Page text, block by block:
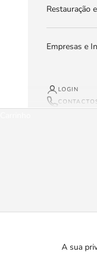
Restauração
Empresas e
LOGIN
A sua